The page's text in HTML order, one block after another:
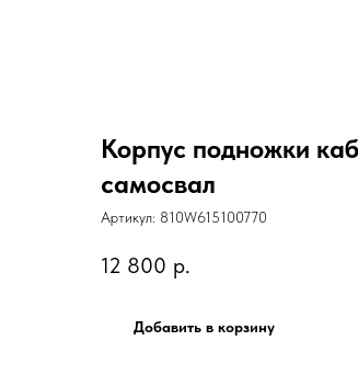
Корпус подножки
самосвал
Артикул: 810W615100770
12 800 р.
Добавить в корзину